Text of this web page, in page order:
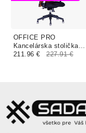
OFFICE PRO
Kancelárska stolička
CALYPSO XL SP1
211.96 € 227.91 €